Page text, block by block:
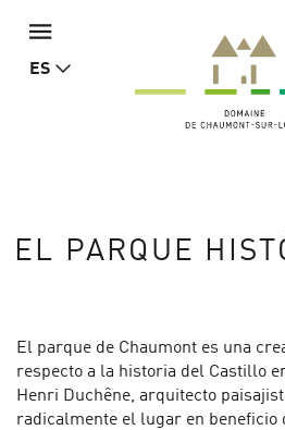
ES
EL PARQUE
El parque de Chaumont es una
respecto a la historia del Castillo
Henri Duchêne, arquitecto
radicalmente el lugar en beneficio